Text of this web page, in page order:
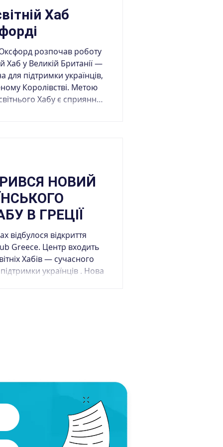
Хаб
Оксфорд розпочав роботу
Хаб у Великій Британії —
для підтримки українців,
Королівстві. Метою
та національною
НОВИЙ
В ГРЕЦІЇ
відбулося відкриття
Greece. Центр входить
Хабів — сучасного
українців . Нова
діти та дорослі можуть